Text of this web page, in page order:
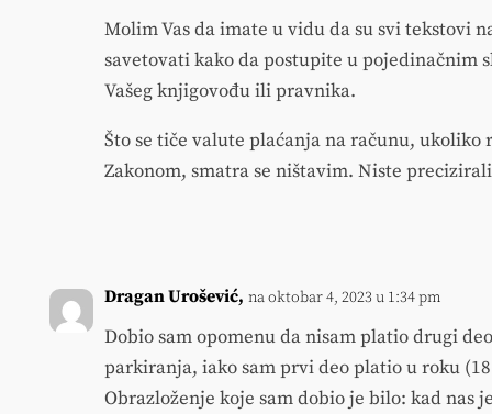
Molim Vas da imate u vidu da su svi tekstovi
savetovati kako da postupite u pojedinačnim
Vašeg knjigovođu ili pravnika.
Što se tiče valute plaćanja na računu,
Zakonom, smatra se ništavim. Niste
Dragan Urošević, na oktobar 4, 2023 u 1:34 pm
Dobio sam opomenu da nisam platio drugi
parkiranja, iako sam prvi deo platio u roku
Obrazloženje koje sam dobio je bilo: kad nas